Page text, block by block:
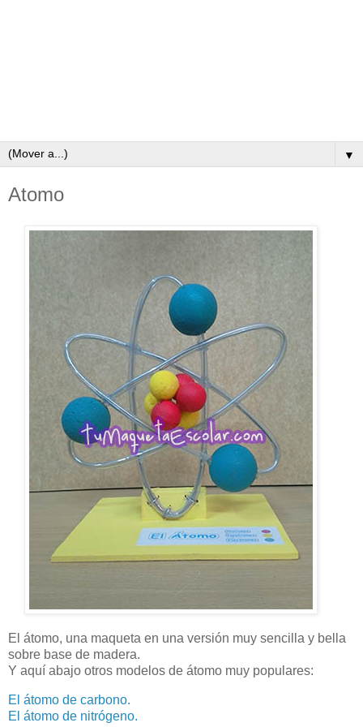
▼
Atomo
El átomo, una maqueta en una versión muy sencilla y bella
sobre base de madera.
Y aquí abajo otros modelos de átomo muy populares:
El átomo de carbono.
El átomo de nitrógeno.